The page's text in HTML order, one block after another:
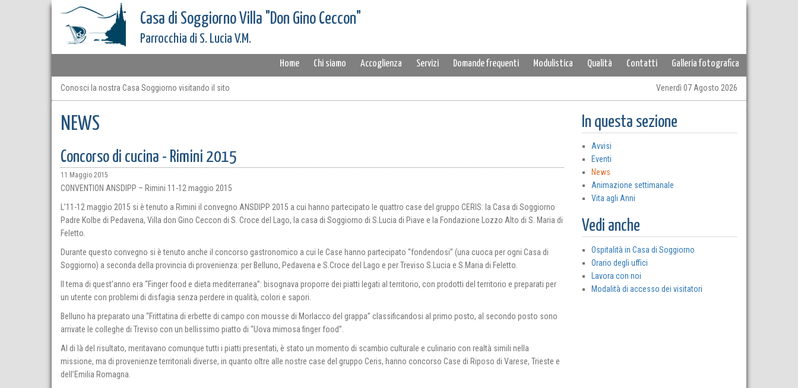
Casa di Soggiorno Villa "Don Gino Ceccon"
Parrocchia di S. Lucia V.M.
Home Chi siamo Accoglienza Servizi Domande frequenti Modulistica Qualità Contatti Galleria fotografica
Conosci la nostra Casa Soggiorno visitando il sito Venerdì 07 Agosto 2026
NEWS
Concorso di cucina - Rimini 2015
11 Maggio 2015
CONVENTION ANSDIPP – Rimini 11-12 maggio 2015
L’11-12 maggio 2015 si è tenuto a Rimini il convegno ANSDIPP 2015 a cui hanno partecipato le quattro case del gruppo CERIS: la Casa di Soggiorno
Padre Kolbe di Pedavena, Villa don Gino Ceccon di S. Croce del Lago, la casa di Soggiorno di S.Lucia di Piave e la Fondazione Lozzo Alto di S. Maria di
Feletto.
Durante questo convegno si è tenuto anche il concorso gastronomico a cui le Case hanno partecipato “fondendosi” (una cuoca per ogni Casa di
Soggiorno) a seconda della provincia di provenienza: per Belluno, Pedavena e S.Croce del Lago e per Treviso S.Lucia e S.Maria di Feletto.
Il tema di quest’anno era “Finger food e dieta mediterranea”: bisognava proporre dei piatti legati al territorio, con prodotti del territorio e preparati per
un utente con problemi di disfagia senza perdere in qualità, colori e sapori.
Belluno ha preparato una “Frittatina di erbette di campo con mousse di Morlacco del grappa” classificandosi al primo posto, al secondo posto sono
arrivate le colleghe di Treviso con un bellissimo piatto di “Uova mimosa finger food”.
Al di là del risultato, meritavano comunque tutti i piatti presentati, è stato un momento di scambio culturale e culinario con realtà simili nella
missione, ma di provenienze territoriali diverse, in quanto oltre alle nostre case del gruppo Ceris, hanno concorso Case di Riposo di Varese, Trieste e
dell’Emilia Romagna.
In questa sezione
Avvisi
Eventi
News
Animazione settimanale
Vita agli Anni
Vedi anche
Ospitalità in Casa di Soggiorno
Orario degli uffici
Lavora con noi
Modalità di accesso dei visitatori